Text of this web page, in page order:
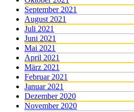
September 2021
August 2021
Juli 2021
Juni 2021
Mai 2021
April 2021
März 2021
Februar 2021
Januar 2021
Dezember 2020
November 2020